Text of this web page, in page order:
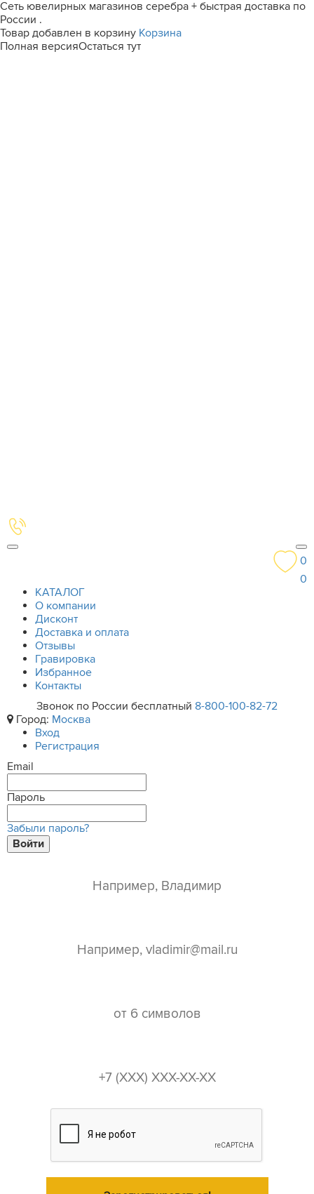
Сеть ювелирных магазинов серебра + быстрая доставка по
России .
Товар добавлен в корзину Корзина
Полная версияОстаться тут
0
0
КАТАЛОГ
О компании
Дисконт
Доставка и оплата
Отзывы
Гравировка
Избранное
Контакты
Звонок по России бесплатный 8-800-100-82-72
Город: Москва
Вход
Регистрация
Email
Пароль
Забыли пароль?
Войти